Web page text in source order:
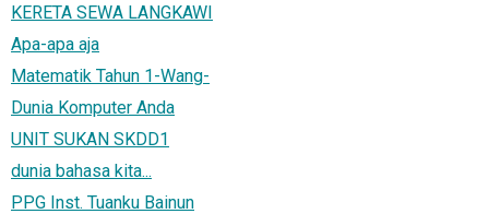
KERETA SEWA LANGKAWI
Apa-apa aja
Matematik Tahun 1-Wang-
Dunia Komputer Anda
UNIT SUKAN SKDD1
dunia bahasa kita...
PPG Inst. Tuanku Bainun